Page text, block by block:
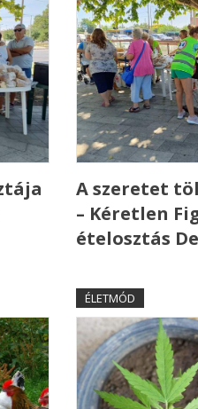
A szeretet
– Kéretlen
ételosztás
ÉLETMÓD